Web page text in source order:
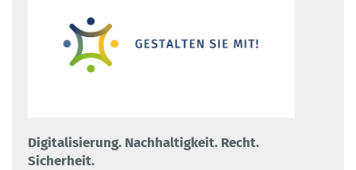
Digitalisierung. Nachhaltigkeit. Recht.
Sicherheit.